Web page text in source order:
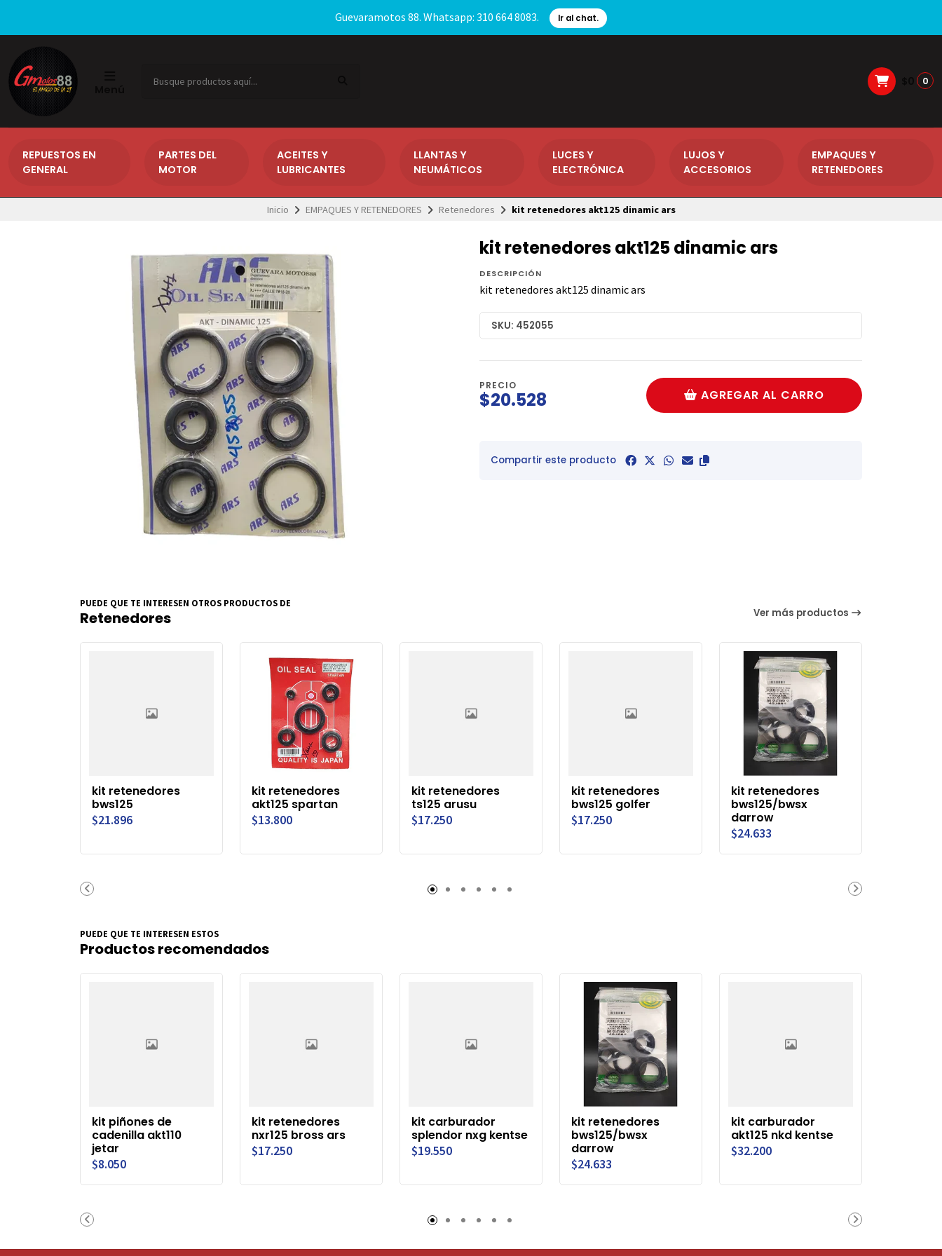
Guevaramotos 88. Whatsapp: 310 664 8083. Ir al chat.
0
REPUESTOS EN
GENERAL
PARTES DEL
MOTOR
ACEITES Y
LUBRICANTES
LLANTAS Y
NEUMÁTICOS
LUCES Y
ELECTRÓNICA
LUJOS Y
ACCESORIOS
EMPAQUES Y
RETENEDORES
Inicio EMPAQUES Y RETENEDORES Retenedores kit retenedores akt125 dinamic ars
kit retenedores akt125 dinamic ars
DESCRIPCIÓN
kit retenedores akt125 dinamic ars
SKU: 452055
PRECIO
$20.528 AGREGAR AL CARRO
Compartir este producto
PUEDE QUE TE INTERESEN OTROS PRODUCTOS DE
Retenedores Ver más productos
kit retenedores
bws125
$21.896
kit retenedores
akt125 spartan
$13.800
kit retenedores
ts125 arusu
$17.250
kit retenedores
bws125 golfer
$17.250
kit retenedores
bws125/bwsx
darrow
$24.633
PUEDE QUE TE INTERESEN ESTOS
Productos recomendados
kit piñones de
cadenilla akt110
jetar
$8.050
kit retenedores
nxr125 bross ars
$17.250
kit carburador
splendor nxg kentse
$19.550
kit retenedores
bws125/bwsx
darrow
$24.633
kit carburador
akt125 nkd kentse
$32.200